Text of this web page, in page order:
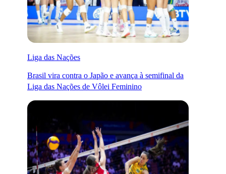
Liga das Nações
Brasil vira contra o Japão e avança à semifinal da
Liga das Nações de Vôlei Feminino